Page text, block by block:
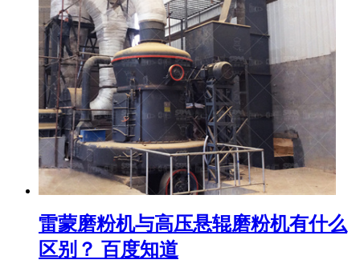
雷蒙磨粉机与高压悬辊磨粉机有什么
区别？ 百度知道